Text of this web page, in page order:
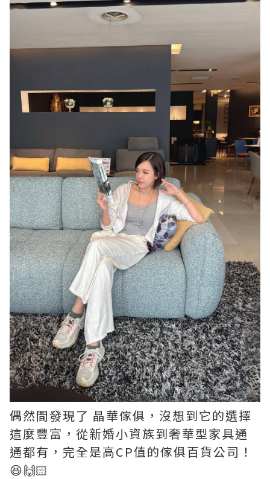
偶然間發現了 晶華傢俱，沒想到它的選擇
這麼豐富，從新婚小資族到奢華型家具通
通都有，完全是高CP值的傢俱百貨公司！
😆🙌🏻